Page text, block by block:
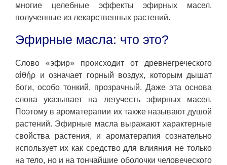
многие целебные эффекты эфирных масел,
полученные из лекарственных растений.
Эфирные масла: что это?
Слово «эфир» происходит от древнегреческого
αἰθήρ и означает горный воздух, которым дышат
боги, особо тонкий, прозрачный. Даже эта основа
слова указывает на летучесть эфирных масел.
Поэтому в ароматерапии их также называют душой
растений. Эфирные масла выражают характерные
свойства растения, и ароматерапия сознательно
использует их как средство для влияния не только
на тело, но и на тончайшие оболочки человеческого